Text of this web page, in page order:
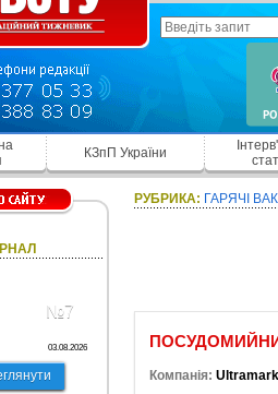
КЗпП України
№7
03.08.2026
РУБРИКА: ГАРЯЧІ
Компанія: